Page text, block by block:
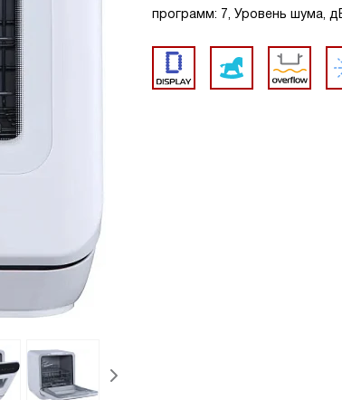
программ: 7, Уровень шума,